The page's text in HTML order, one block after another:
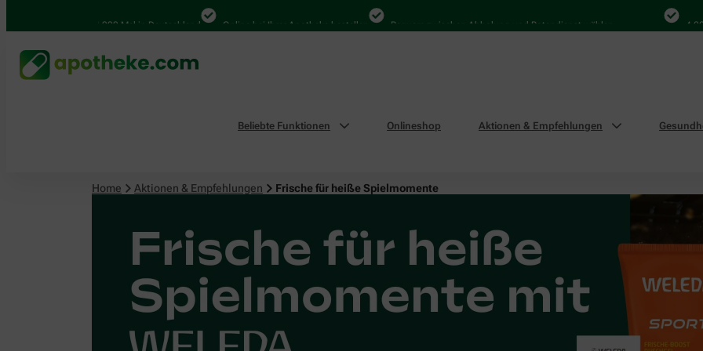
4.000 Mal in Deutschland Online bei Ihrer Apotheke bestellen Bequem zwischen Abholung und Botendienst wählen 4.000
Beliebte Funktionen Onlineshop Aktionen & Empfehlungen
Home Aktionen & Empfehlungen Frische für heiße Spielmomente